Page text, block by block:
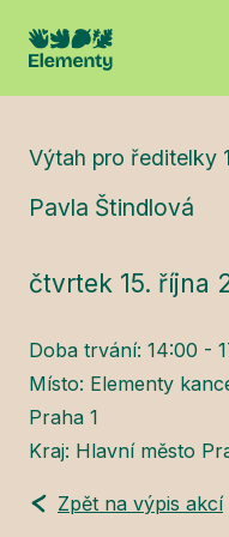
Výtah pro ředitelky
Pavla Štindlová
čtvrtek 15. října
Doba trvání: 14:00 -
Místo: Elementy
Praha 1
Kraj: Hlavní město
Zpět na výpis akcí